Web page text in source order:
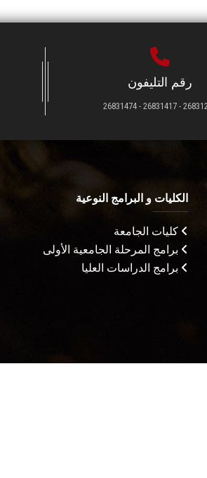
رقم التليفون
26831231 - 26831417 -
الكليات و البرامج النوعية
كليات الجامعة
برامج المرحلة الجامعية الأولى
برامج الدراسات العليا